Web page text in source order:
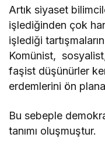
Artık siyaset
işlediğinden çok
işlediği
Komünist,
faşist düşünürler
erdemlerini ön plana
Bu sebeple
tanımı oluşmuştur.